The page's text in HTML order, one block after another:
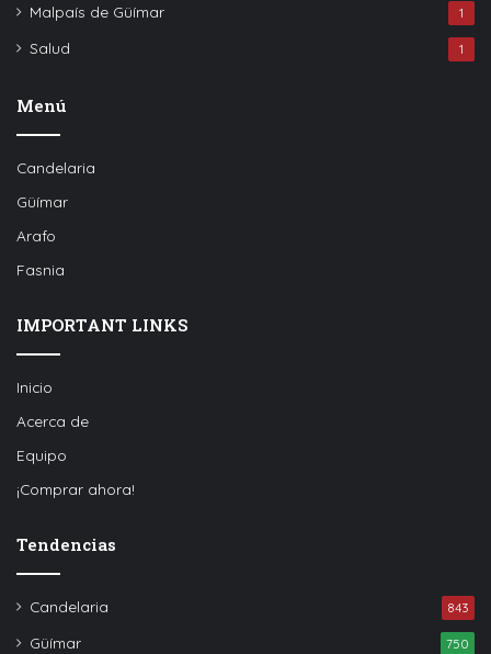
Malpaís de Güímar 1
Salud 1
Menú
Candelaria
Güímar
Arafo
Fasnia
IMPORTANT LINKS
Inicio
Acerca de
Equipo
¡Comprar ahora!
Tendencias
Candelaria 843
Güímar 750